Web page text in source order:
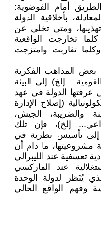
أمام الفوضوية:
بأخلاقية الدولة
تهذيبها، ومتى تخلى عن
تخارجت الواقعية
تقاربت وامتزجت
بعض المذاهب الفكرية
إلخ) إلى البيئة
عرفتها الدولة في عهد
(إصلاح الإدارة
والضريبة، الجيش،
إلخ)، فإن تلك
إلى تأسيس نظرية في
مشروعيتها، ما دام أن
تعسفية عند الليبرالي
عند الماركسي
يُنَظر لدولة الوحدة
وفهم الواقع الحالي